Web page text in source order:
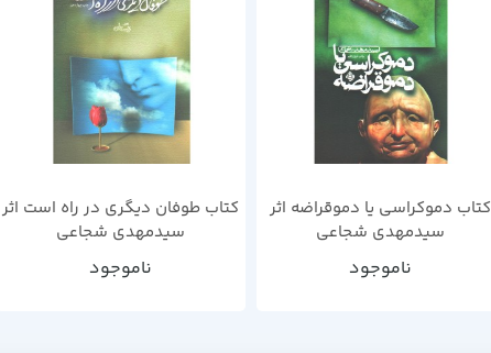
کتاب دموکراسی یا دموقراضه اثر
سیدمهدی شجاعی
ناموجود
کتاب طوفان دیگری در راه است اثر
سیدمهدی شجاعی
ناموجود